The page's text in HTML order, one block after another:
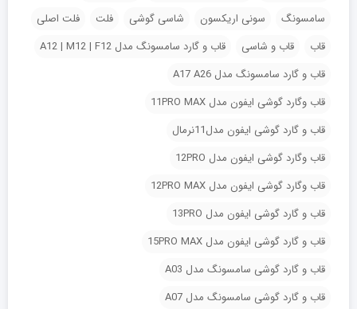
سامسونگ
سونی اریکسون شاسی گوشی فلت
فلت اصلی
قاب
قاب و شاسی
قاب و گارد سامسونگ مدل A12 | M12 | F12
قاب و گارد سامسونگ مدل A17 A26
قاب وگارد گوشی ایفون مدل 11PRO MAX
قاب و گارد گوشی ایفون مدل11نرمال
قاب وگارد گوشی ایفون مدل 12PRO
قاب وگارد گوشی ایفون مدل 12PRO MAX
قاب و گارد گوشی ایفون مدل 13PRO
قاب و گارد گوشی ایفون مدل 15PRO MAX
قاب و گارد گوشی سامسونگ مدل A03
قاب و گارد گوشی سامسونگ مدل A07